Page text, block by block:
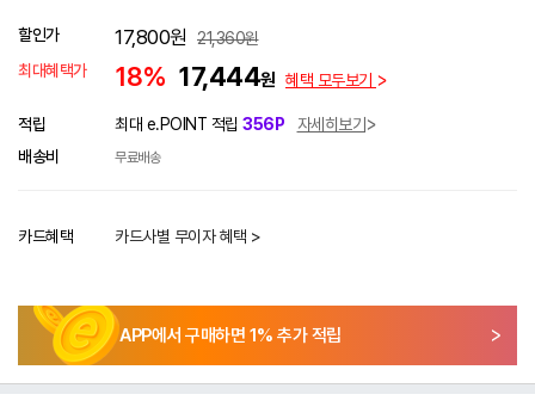
할인가 17,800원 21,360원
최대혜택가
18% 17,444원 혜택 모두보기
적립 최대 e.POINT 적립 356P
자세히보기
배송비
무료배송
카드혜택 카드사별 무이자 혜택 >
APP에서 구매하면 1% 추가 적립